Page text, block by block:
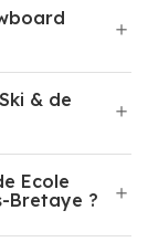
& de
Ecole
Bretaye ?